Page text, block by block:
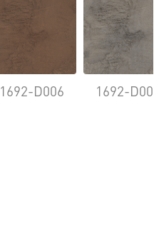
1692-D006 1692-